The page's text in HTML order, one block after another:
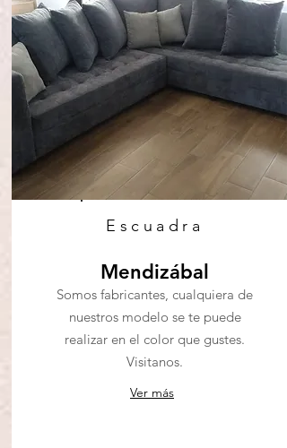
Escuadra
Mendizábal
Somos fabricantes, cualquiera de
nuestros modelo se te puede
realizar en el color que gustes.
Visitanos.
Ver más